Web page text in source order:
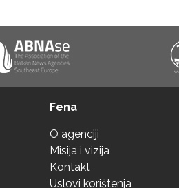
Fena
O agenciji
Misija i vizija
Kontakt
Uslovi korištenja